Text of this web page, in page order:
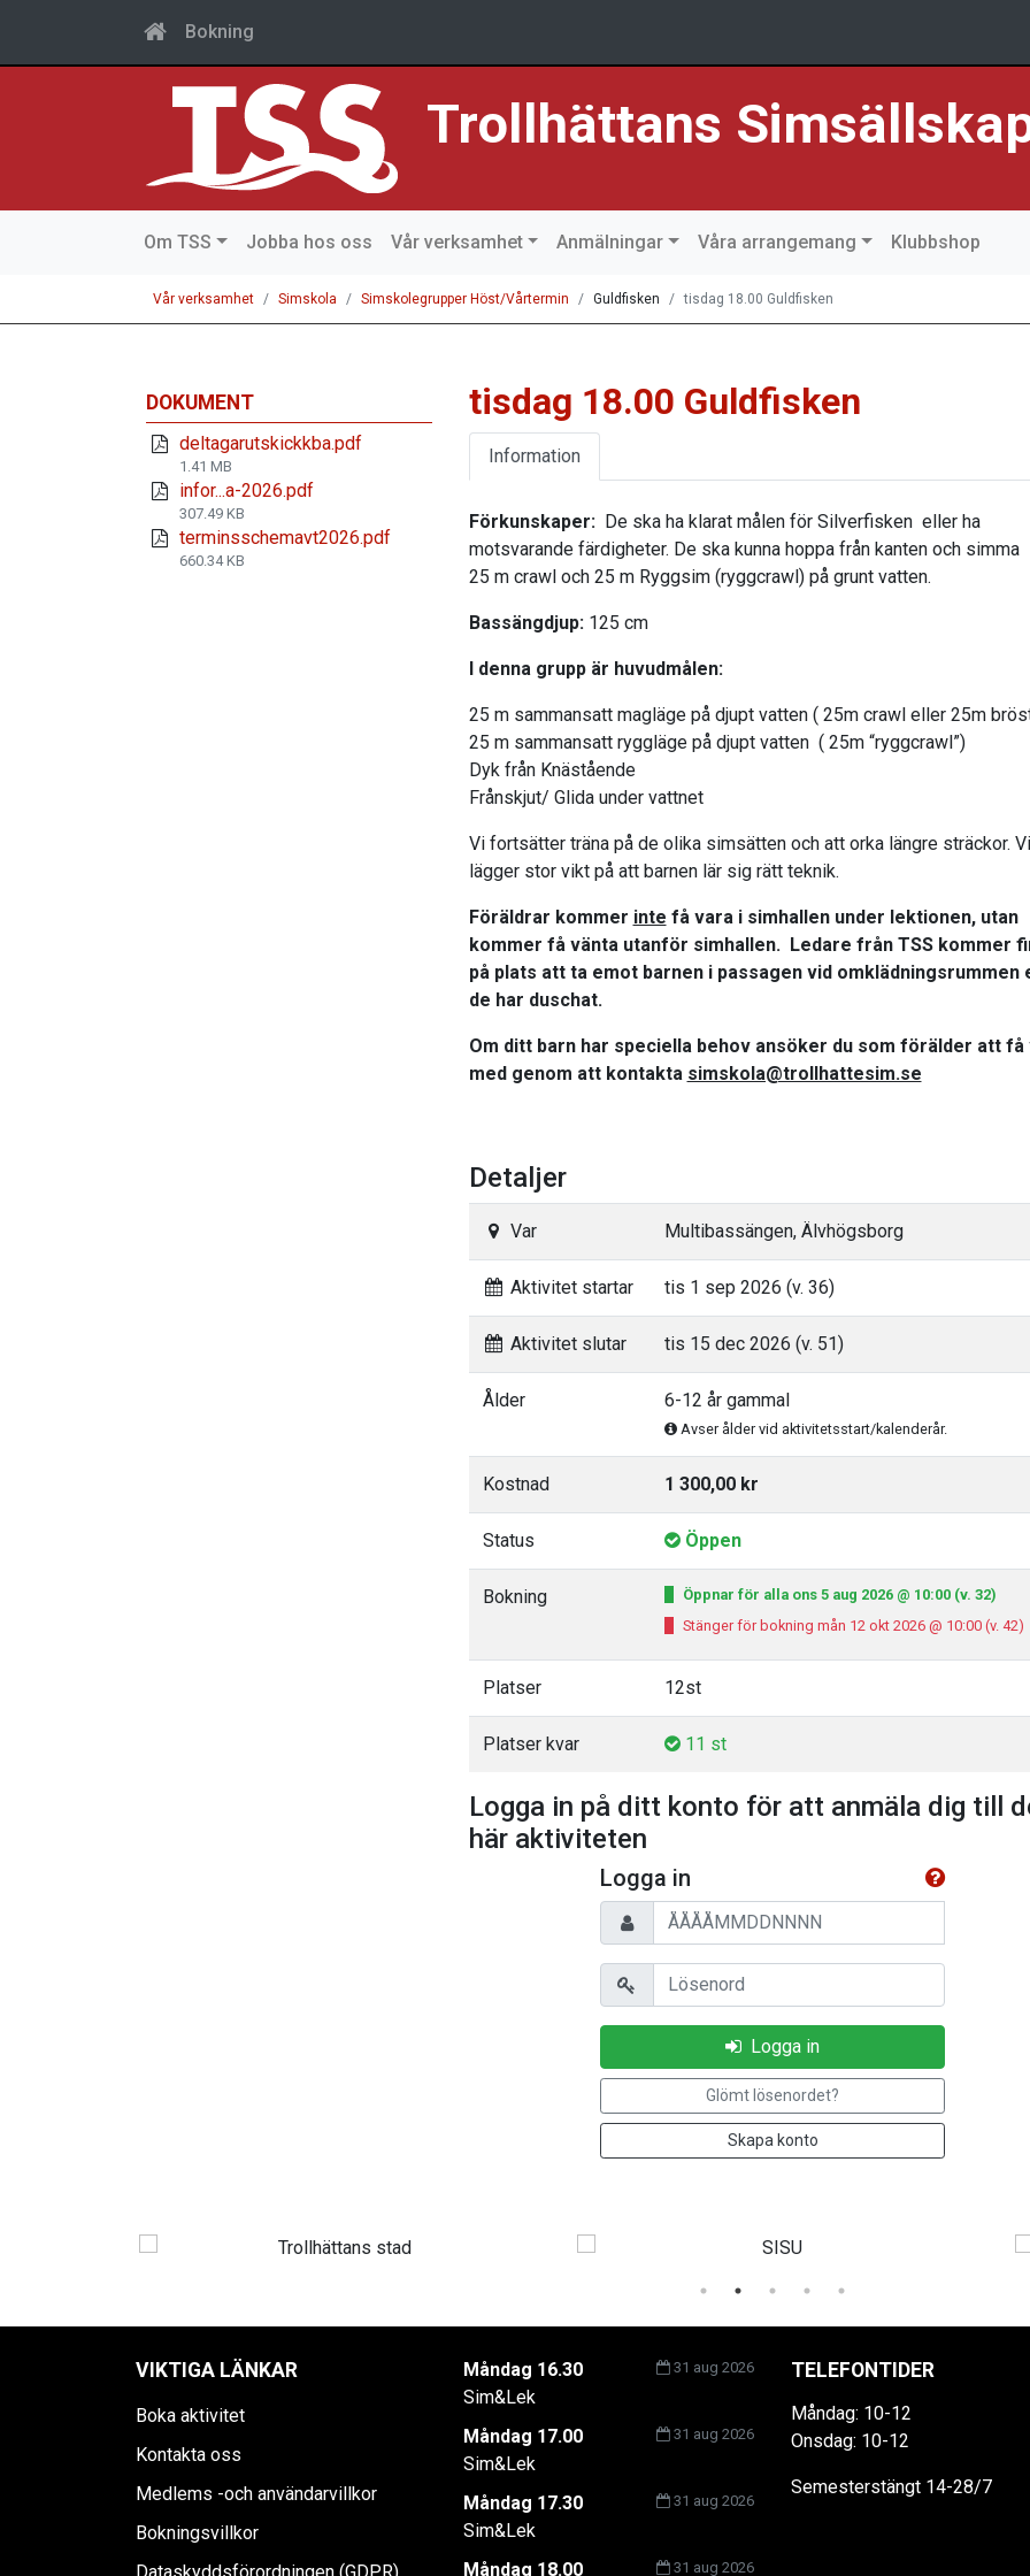
Bokning
Trollhättans
Om TSS Jobba hos oss Vår verksamhet Anmälningar Våra arrangemang Klubbshop
Vår verksamhet Simskola Simskolegrupper Höst/Vårtermin Guldfisken tisdag 18.00 Guldfisken
DOKUMENT
deltagarutskickkba.pdf
1.41 MB
infor...a-2026.pdf
307.49 KB
terminsschemavt2026.pdf
660.34 KB
tisdag 18.00 Guldfisken
Information
Förkunskaper:De ska ha klarat målen för Silverfisken eller ha
motsvarande färdigheter. De ska kunna hoppa från kanten och simma
25 m crawl och 25 m Ryggsim (ryggcrawl) på grunt vatten.
Bassängdjup:125 cm
I denna grupp är huvudmålen:
25 m sammansatt magläge på djupt vatten ( 25m crawl eller 25m
25 m sammansatt ryggläge på djupt vatten ( 25m “ryggcrawl”)
Dyk från Knästående
Frånskjut/ Glida under vattnet
Vi fortsätter träna på de olika simsätten och att orka längre sträckor. Vi
lägger stor vikt på att barnen lär sig rätt teknik.
Föräldrar kommer inte få vara i simhallen under lektionen, utan
kommer få vänta utanför simhallen. Ledare från TSS kommer
på plats att ta emot barnen i passagen vid omklädningsrummen
de har duschat.
Om ditt barn har speciella behov ansöker du som förälder att få
med genom att kontakta simskola@trollhattesim.se
Detaljer
Var Multibassängen, Älvhögsborg
Aktivitet startar tis 1 sep 2026 (v. 36)
Aktivitet slutar tis 15 dec 2026 (v. 51)
Ålder 6-12 år gammal
Avser ålder vid aktivitetsstart/kalenderår.
Kostnad 1 300,00 kr
Status Öppen
Bokning
Öppnar för alla ons 5 aug 2026 @ 10:00 (v. 32)
Stänger för bokning mån 12 okt 2026 @ 10:00 (v. 42)
Platser 12st
Platser kvar 11 st
Logga in på ditt konto för att anmäla dig till
här aktiviteten
Logga in
Personnummer
Lösenord
Logga in
Glömt lösenordet?
Skapa konto
VIKTIGA LÄNKAR
Boka aktivitet
Kontakta oss
Medlems -och användarvillkor
Bokningsvillkor
Måndag 16.30 31 aug 2026
Sim&Lek
Måndag 17.00
31 aug 2026
Sim&Lek
Måndag 17.30
31 aug 2026
Sim&Lek
Måndag 18.00
31 aug 2026
TELEFONTIDER
Måndag: 10-12
Onsdag: 10-12
Semesterstängt 14-28/7